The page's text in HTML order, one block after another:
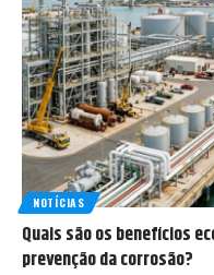
NOTÍCIAS
Quais são os benefícios
prevenção da corrosão?